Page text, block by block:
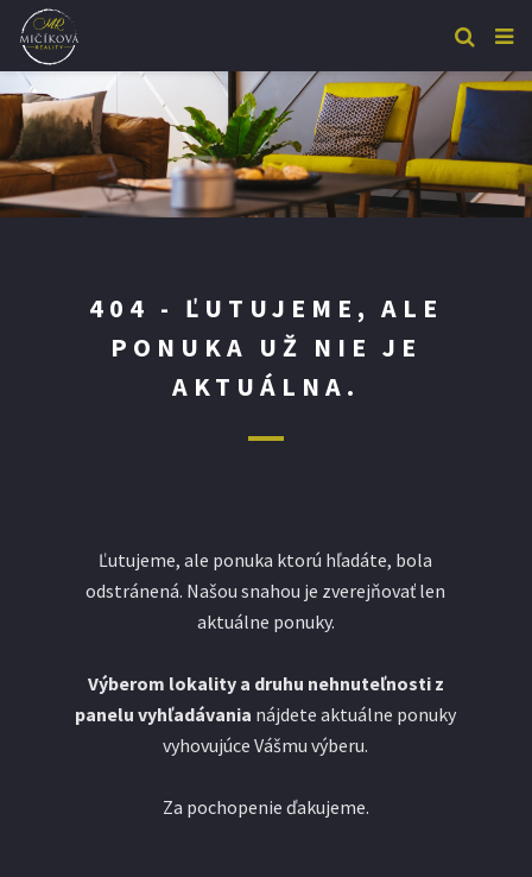
404 - ĽUTUJEME, ALE
PONUKA UŽ NIE JE
AKTUÁLNA.
Ľutujeme, ale ponuka ktorú hľadáte, bola
odstránená. Našou snahou je zverejňovať len
aktuálne ponuky.
Výberom lokality a druhu nehnuteľnosti z
panelu vyhľadávania nájdete aktuálne ponuky
vyhovujúce Vášmu výberu.
Za pochopenie ďakujeme.